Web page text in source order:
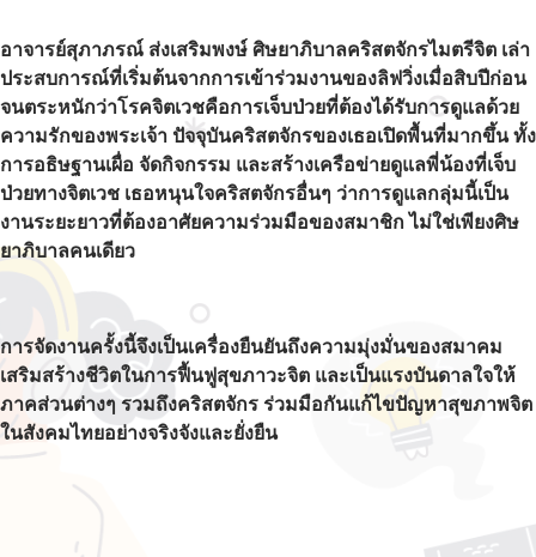
อาจารย์สุภาภรณ์ ส่งเสริมพงษ์ ศิษยาภิบาลคริสตจักรไมตรีจิต เล่า
ประสบการณ์ที่เริ่มต้นจากการเข้าร่วมงานของลิฟวิ่งเมื่อสิบปีก่อน
จนตระหนักว่าโรคจิตเวชคือการเจ็บป่วยที่ต้องได้รับการดูแลด้วย
ความรักของพระเจ้า ปัจจุบันคริสตจักรของเธอเปิดพื้นที่มากขึ้น ทั้ง
การอธิษฐานเผื่อ จัดกิจกรรม และสร้างเครือข่ายดูแลพี่น้องที่เจ็บ
ป่วยทางจิตเวช เธอหนุนใจคริสตจักรอื่นๆ ว่าการดูแลกลุ่มนี้เป็น
งานระยะยาวที่ต้องอาศัยความร่วมมือของสมาชิก ไม่ใช่เพียงศิษ
ยาภิบาลคนเดียว
การจัดงานครั้งนี้จึงเป็นเครื่องยืนยันถึงความมุ่งมั่นของสมาคม
เสริมสร้างชีวิตในการฟื้นฟูสุขภาวะจิต และเป็นแรงบันดาลใจให้
ภาคส่วนต่างๆ รวมถึงคริสตจักร ร่วมมือกันแก้ไขปัญหาสุขภาพจิต
ในสังคมไทยอย่างจริงจังและยั่งยืน